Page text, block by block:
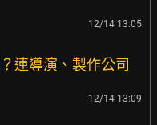
12/14 13:05
連導演、製作公司
12/14 13:09